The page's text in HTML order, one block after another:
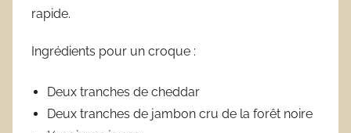
rapide.
Ingrédients pour un croque :
Deux tranches de cheddar
Deux tranches de jambon cru de la forêt noire